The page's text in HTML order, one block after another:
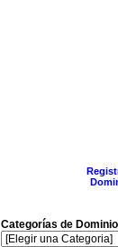
Categorías de